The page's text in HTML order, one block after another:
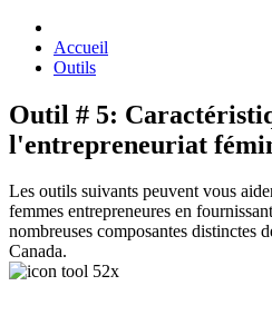
Accueil
Outils
Outil # 5:
l'entrepreneuriat
Les outils suivants peuvent vous
femmes entrepreneures en
nombreuses composantes distinctes
Canada.